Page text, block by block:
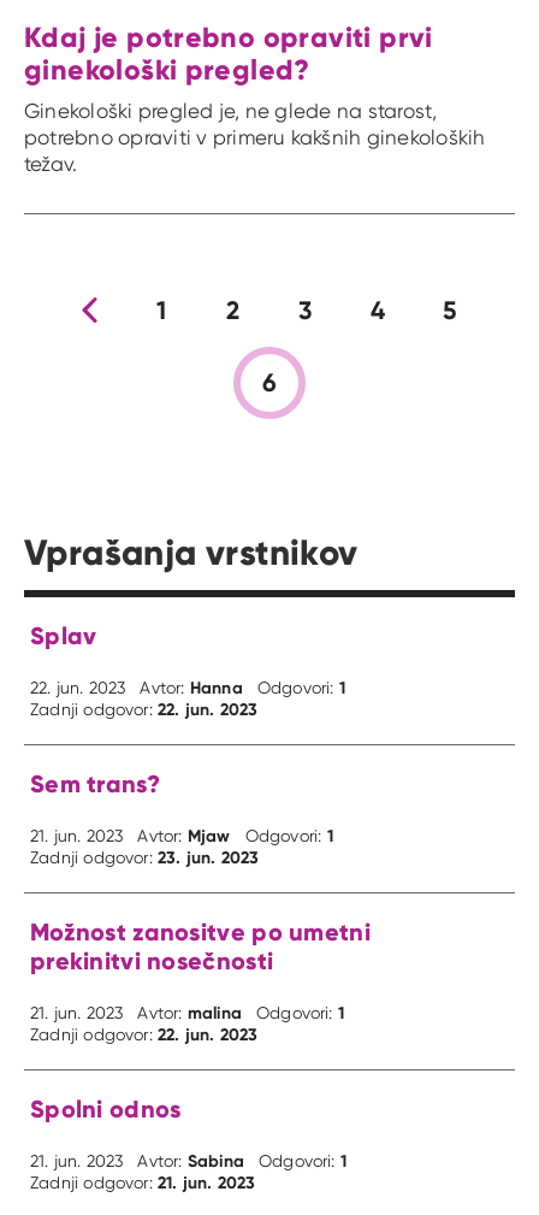
Kdaj je potrebno opraviti prvi
ginekološki pregled?
Ginekološki pregled je, ne glede na starost,
potrebno opraviti v primeru kakšnih ginekoloških
težav.
Prejšnja stran
1 2 3 4 5
6
Vprašanja vrstnikov
Splav
22. jun. 2023 Avtor: Hanna Odgovori: 1
Zadnji odgovor:22. jun. 2023
Sem trans?
21. jun. 2023 Avtor: Mjaw Odgovori: 1
Zadnji odgovor:23. jun. 2023
Možnost zanositve po umetni
prekinitvi nosečnosti
21. jun. 2023 Avtor: malina Odgovori: 1
Zadnji odgovor:22. jun. 2023
Spolni odnos
21. jun. 2023 Avtor: Sabina Odgovori: 1
Zadnji odgovor:21. jun. 2023